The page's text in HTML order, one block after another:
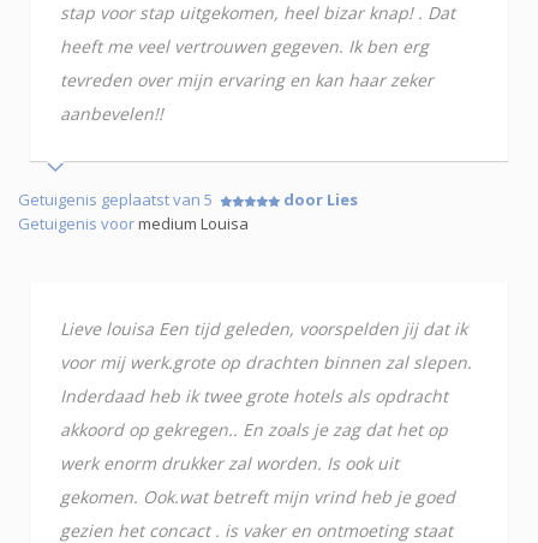
stap voor stap uitgekomen, heel bizar knap! . Dat
heeft me veel vertrouwen gegeven. Ik ben erg
tevreden over mijn ervaring en kan haar zeker
aanbevelen!!
Getuigenis geplaatst van 5
door Lies
Getuigenis voormedium Louisa
Lieve louisa Een tijd geleden, voorspelden jij dat ik
voor mij werk.grote op drachten binnen zal slepen.
Inderdaad heb ik twee grote hotels als opdracht
akkoord op gekregen.. En zoals je zag dat het op
werk enorm drukker zal worden. Is ook uit
gekomen. Ook.wat betreft mijn vrind heb je goed
gezien het concact . is vaker en ontmoeting staat